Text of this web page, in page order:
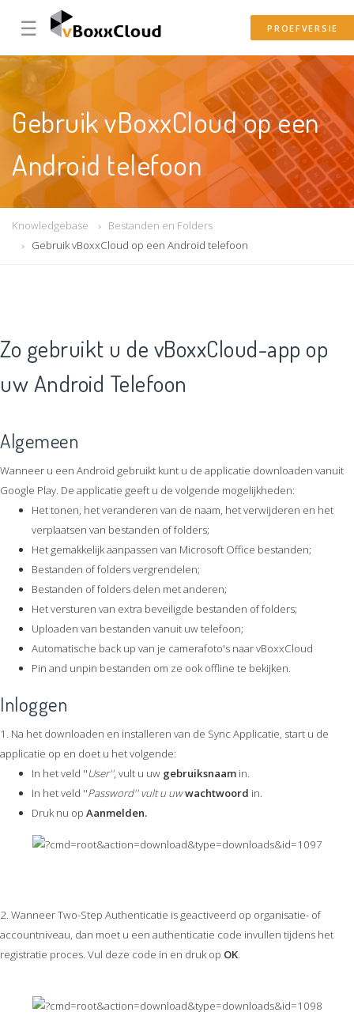
☰ PROEFVERSIE
Gebruik vBoxxCloud op een
Android telefoon
Knowledgebase
Bestanden en Folders
Gebruik vBoxxCloud op een Android telefoon
Zo gebruikt u de vBoxxCloud-app op
uw Android Telefoon
Algemeen
Wanneer u een Android gebruikt kunt u de applicatie downloaden vanuit
Google Play. De applicatie geeft u de volgende mogelijkheden:
Het tonen, het veranderen van de naam, het verwijderen en het
verplaatsen van bestanden of folders;
Het gemakkelijk aanpassen van Microsoft Office bestanden;
Bestanden of folders vergrendelen;
Bestanden of folders delen met anderen;
Het versturen van extra beveiligde bestanden of folders;
Uploaden van bestanden vanuit uw telefoon;
Automatische back up van je camerafoto's naar vBoxxCloud
Pin and unpin bestanden om ze ook offline te bekijken.
Inloggen
1. Na het downloaden en installeren van de Sync Applicatie, start u de
applicatie op en doet u het volgende:
In het veld ''User'', vult u uw gebruiksnaam in.
In het veld ''Password'' vult u uwwachtwoord in.
Druk nu op Aanmelden.
2. Wanneer Two-Step Authenticatie is geactiveerd op organisatie- of
accountniveau, dan moet u een authenticatie code invullen tijdens het
registratie proces. Vul deze code in en druk op OK.